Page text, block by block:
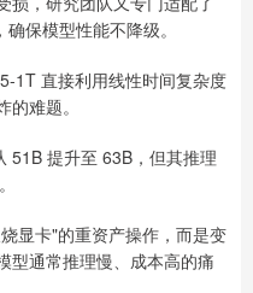
保模型性能不降级。
1T 直接利用线性时间复杂度
难题。
51B 提升至 63B，但其推理
显卡"的重资产操作，而是变
型通常推理慢、成本高的痛